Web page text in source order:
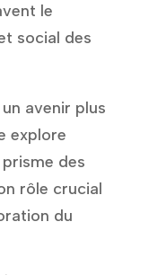
le
social des
avenir plus
explore
des
rôle crucial
du